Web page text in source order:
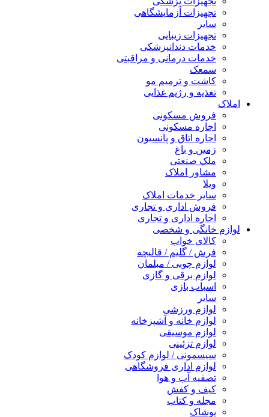
تجهیزات آزمایشگاهی
سایر
تجهیزات زیبایی
خدمات دندانپزشکی
خدمات درمانی و مراقبتی
سمعک
کاشت و ترمیم مو
تغذیه و رژیم غذایی
املاک
فروش مسکونی
اجاره مسکونی
اجاره اتاق و پانسیون
زمین و باغ
ملک صنعتی
مشاور املاک
ویلا
سایر خدمات املاک
فروش اداری و تجاری
اجاره اداری و تجاری
لوازم خانگی و شخصی
کالای خواب
فرش / گلیم / قالیچه
لوازم چوبی / مبلمان
لوازم برقی و گازی
اسباب بازی
سایر
لوازم ورزشی
لوازم خانه و آشپزخانه
لوازم موسیقی
لوازم تزئینی
سیسمونی / لوازم کودک
لوازم اداری فروشگاهی
تصفیه آب و هوا
کیف و کفش
مجله و کتاب
پوشاک